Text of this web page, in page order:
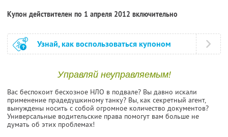
Купон действителен по 1 апреля 2012 включительно
Узнай, как воспользоваться купоном
Управляй неуправляемым!
Вас беспокоит бесхозное НЛО в подвале? Вы давно искали
применение прадедушкиному танку? Вы, как секретный агент,
вынуждены носить с собой огромное количество документов?
Универсальные водительские права помогут вам больше не
думать об этих проблемах!